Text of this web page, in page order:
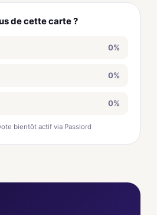
de cette carte ?
0%
0%
0%
bientôt actif via Passlord